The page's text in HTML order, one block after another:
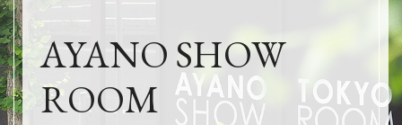
AYANO SHOW
ROOM